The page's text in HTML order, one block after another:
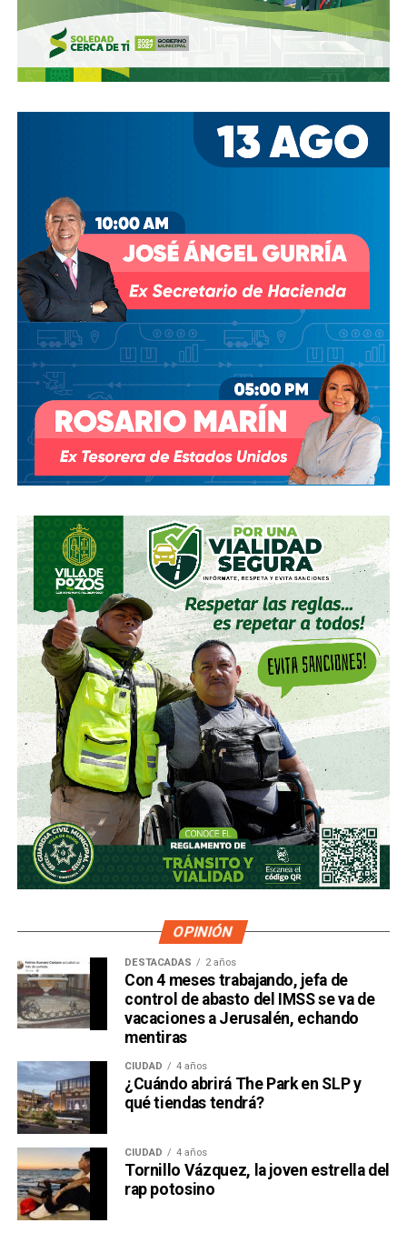
Gómez y De Angoitia han sido por muchos años los
hombre de confianza de Emilio Azcárraga Jean, al
grado que cuando en 2024 este último dio un paso al
costado de la presidencia de Grupo Televisa en medio de
de la FIFA para asegurar los derechos del Mundial, fueron
ellos dos quienes asumieron el puesto de Co-
s.
Su relación con Martínez no se limita a Empresas ICA,
pues desde octubre de 2024 (justo unos días antes del
cambio en la presidencia) el oriundo de Monterreyha
comprado, además, acciones de la propia Televisa.
Empezó con 7.8%, lo que lo volvió su tercer mayor
El pasado mes de junio, como parte de un aumento de
capital de alrededor de 7 mil millones de pesos aprobado
por los accionistas de Televisa, la empresa informó que l a
participación de Martínez podría llegar a 22.3% una
vez se conviertan las obligaciones que compró, lo
que lo convertiría en el mayor accionista individual de
la compañía.
Esa conversión todavía no ocurre: se proyecta para 2027.
Azcárraga ha reducido considerablemente sus acciones
de la compañía, aunque conserva (vía un fideicomiso
familiar y una clase especial de acciones) el control formal
del voto de la empresa, independientemente de cuánto
capital tenga cada quien. En resumidas cuentas, aunque
Emilio Azcárraga tiene el poder de decisión,el mismo
financiero que reparte el control de El Realito con los
dos hombres más poderosos de Televisa está, al
mismo tiempo, camino a convertirse en el mayor
David Martínez es apodado coloquialmente como “ El
Fantasma de Wall Street
inmenso en Latinoamérica, especialmente en Argentina,
OPINIÓN
DESTACADAS 2 años
Con 4 meses trabajando, jefa de
control de abasto del IMSS se va de
vacaciones a Jerusalén, echando
mentiras
CIUDAD 4 años
¿Cuándo abrirá The Park en SLP y
qué tiendas tendrá?
CIUDAD 4 años
Tornillo Vázquez, la joven estrella del
rap potosino